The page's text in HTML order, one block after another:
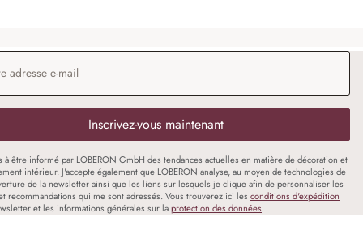
mail
Inscrivez-vous maintenant
à être informé par LOBERON GmbH des tendances actuelles en matière de décoration et
intérieur. J'accepte également que LOBERON analyse, au moyen de technologies de
de la newsletter ainsi que les liens sur lesquels je clique afin de personnaliser les
recommandations qui me sont adressés. Vous trouverez ici les conditions d'expédition
et les informations générales sur laprotection des données.